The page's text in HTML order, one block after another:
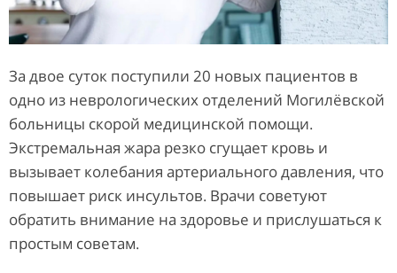
За двое суток поступили 20 новых пациентов в
одно из неврологических отделений Могилёвской
больницы скорой медицинской помощи.
Экстремальная жара резко сгущает кровь и
вызывает колебания артериального давления, что
повышает риск инсультов. Врачи советуют
обратить внимание на здоровье и прислушаться к
простым советам.